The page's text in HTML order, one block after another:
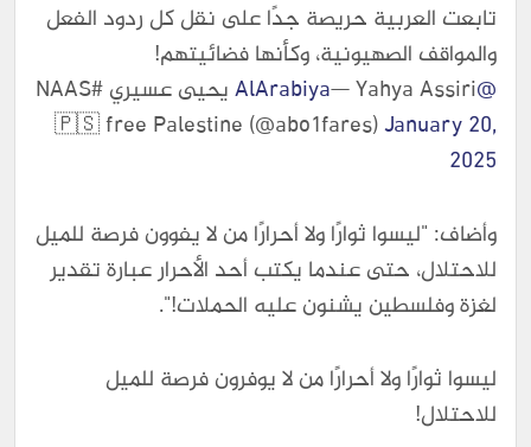
تابعت العربية حريصة جدًا على نقل كل ردود الفعل
والمواقف الصهيونية، وكأنها فضائيتهم!
@AlArabiya
— Yahya Assiri يحيى عسيري #NAAS
🇵🇸 free Palestine (@abo1fares)January 20,
2025
وأضاف: "ليسوا ثوارًا ولا أحرارًا من لا يفوون فرصة للميل
للاحتلال، حتى عندما يكتب أحد الأحرار عبارة تقدير
لغزة وفلسطين يشنون عليه الحملات!".
ليسوا ثوارًا ولا أحرارًا من لا يوفرون فرصة للميل
للاحتلال!